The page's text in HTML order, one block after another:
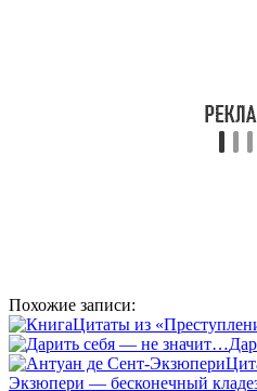
Похожие записи:
Цитаты из
Экзюпери — бесконечный